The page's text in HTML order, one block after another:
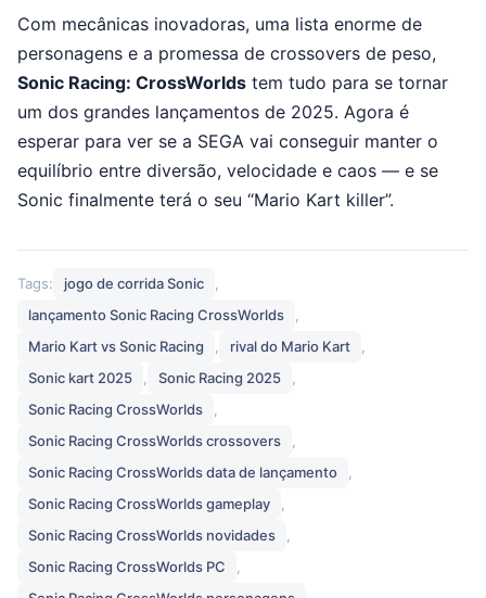
Com mecânicas inovadoras, uma lista enorme de
personagens e a promessa de crossovers de peso,
Sonic Racing: CrossWorlds tem tudo para se tornar
um dos grandes lançamentos de 2025. Agora é
esperar para ver se a SEGA vai conseguir manter o
equilíbrio entre diversão, velocidade e caos — e se
Sonic finalmente terá o seu “Mario Kart killer”.
Tags: jogo de corrida Sonic
lançamento Sonic Racing CrossWorlds
Mario Kart vs Sonic Racing
rival do Mario Kart
Sonic kart 2025
Sonic Racing 2025
Sonic Racing CrossWorlds
Sonic Racing CrossWorlds crossovers
Sonic Racing CrossWorlds data de lançamento
Sonic Racing CrossWorlds gameplay
Sonic Racing CrossWorlds novidades
Sonic Racing CrossWorlds PC